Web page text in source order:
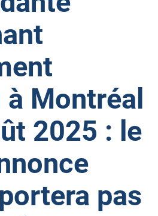
Montréal
2025 : le
pas